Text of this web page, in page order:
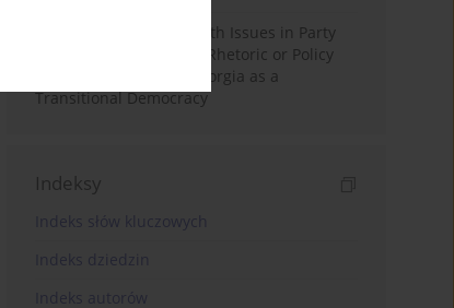
The Politicisation of Youth Issues in Party
Programmes: Symbolic Rhetoric or Policy
Priority? The Case of Georgia as a
Transitional Democracy
Indeksy
Indeks słów kluczowych
Indeks dziedzin
Indeks autorów